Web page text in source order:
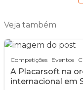
Veja também
Competições Eventos
A Placarsoft na
internacional em